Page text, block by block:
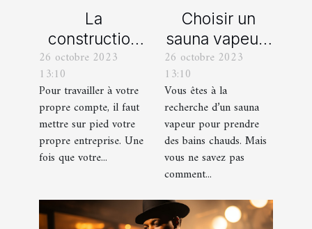
La
construction
d’une identité
d’entreprise :
que faut-il en
savoir ?
26 octobre 2023
13:10
Pour travailler à votre
propre compte, il faut
mettre sur pied votre
propre entreprise. Une
fois que votre...
Choisir un
sauna vapeur :
comment s’y
prendre ?
26 octobre 2023
13:10
Vous êtes à la
recherche d’un sauna
vapeur pour prendre
des bains chauds. Mais
vous ne savez pas
comment...